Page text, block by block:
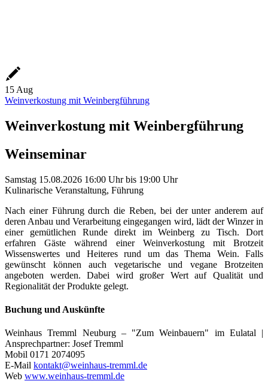
15 Aug
Weinverkostung mit Weinbergführung
Weinverkostung mit Weinbergführung
Weinseminar
Samstag 15.08.2026 16:00 Uhrbis 19:00 Uhr
Kulinarische Veranstaltung, Führung
Nach einer Führung durch die Reben, bei der unter anderem auf
deren Anbau und Verarbeitung eingegangen wird, lädt der Winzer in
einer gemütlichen Runde direkt im Weinberg zu Tisch. Dort
erfahren Gäste während einer Weinverkostung mit Brotzeit
Wissenswertes und Heiteres rund um das Thema Wein. Falls
gewünscht können auch vegetarische und vegane Brotzeiten
angeboten werden. Dabei wird großer Wert auf Qualität und
Regionalität der Produkte gelegt.
Buchung und Auskünfte
Weinhaus Tremml Neuburg – "Zum Weinbauern" im Eulatal |
Ansprechpartner: Josef Tremml
Mobil 0171 2074095
E-Mail kontakt@weinhaus-tremml.de
Web www.weinhaus-tremml.de